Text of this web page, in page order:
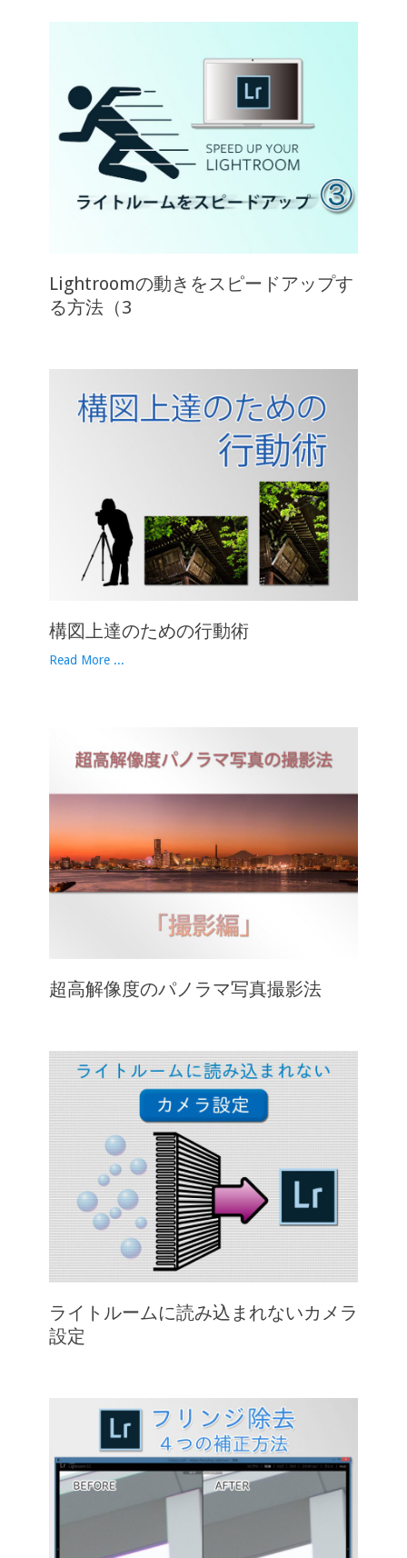
Lightroomの動きをスピードアップす
る方法（3
構図上達のための行動術
Read More ...
超高解像度のパノラマ写真撮影法
ライトルームに読み込まれないカメラ
設定